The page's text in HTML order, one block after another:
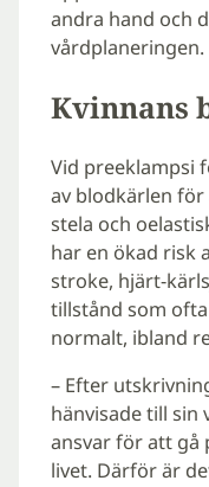
andra hand och
vårdplaneringen.
Kvinnans
Vid preeklampsi
av blodkärlen
stela och
har en ökad risk
stroke, hjärt-
tillstånd som
normalt, ibland
– Efter
hänvisade till sin
ansvar för att gå
livet. Därför är